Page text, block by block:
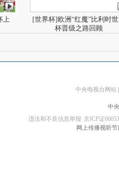
上
[世界杯]欧洲“红魔”比利时
杯晋级之路回顾
中央电视台网站
中
违法和不良信息举报 京ICP证
网上传播视听